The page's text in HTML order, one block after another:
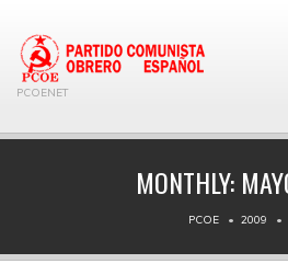
PCOENET
MONTHLY:
PCOE 2009